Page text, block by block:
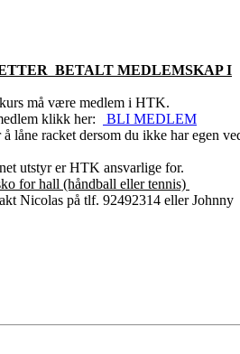
BETALT MEDLEMSKAP I
må være medlem i HTK.
klikk her:
BLI MEDLEM
låne racket dersom du ikke har egen
utstyr er HTK ansvarlige for.
for hall (håndball eller tennis)
Nicolas på tlf. 92492314 eller Johnny